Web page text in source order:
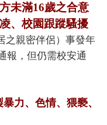
未滿16歲之合意
、校園跟蹤騷擾
之親密伴侶）事發年
報，但仍需校安通
力、色情、猥褻、